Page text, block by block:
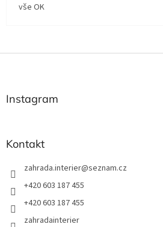
vše OK
Z
Instagram
Kontakt
zahrada.interier@seznam.cz
+420 603 187 455
+420 603 187 455
zahradainterier